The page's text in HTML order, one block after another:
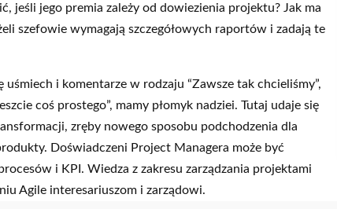
jeśli jego premia zależy od dowiezienia projektu? Jak ma
szefowie wymagają szczegółowych raportów i zadają te
i komentarze w rodzaju “Zawsze tak chcieliśmy”,
coś prostego”, mamy płomyk nadziei. Tutaj udaje się
zręby nowego sposobu podchodzenia dla
Doświadczeni Project Managera może być
i KPI. Wiedza z zakresu zarządzania projektami
Agile interesariuszom i zarządowi.